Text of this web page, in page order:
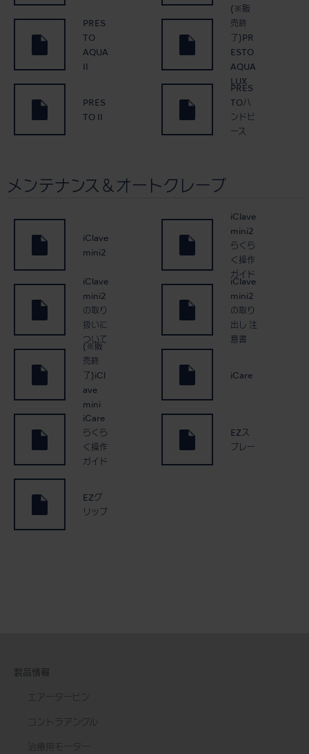
PRES
TO
AQUA
(※販
売終
了)PR
ESTO
AQUA
LUX
PRES
TO II
PRES
TOハ
ンドピ
ース
メンテナンス＆オートクレーブ
iClave
mini2
iClave
mini2
らくら
く操作
ガイド
iClave
mini2
の取り
扱いに
ついて
iClave
mini2
の取り
出し 注
意書
(※販
売終
了)iCl
ave
mini
iCare
iCare
らくら
く操作
ガイド
EZス
プレー
EZグ
リップ
製品情報
エアータービン
コントラアングル
治療用モーター